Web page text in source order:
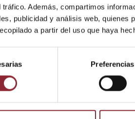
tráfico. Además, compartimos
publicidad y análisis web, quienes
a partir del uso que haya
Preferencias
este producto